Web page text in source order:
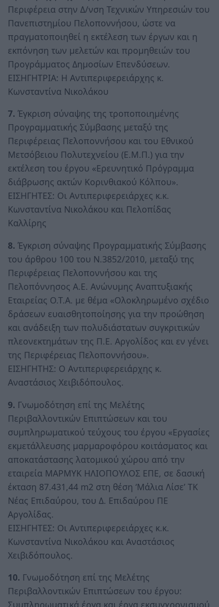
Περιφέρεια στην Δ/νση Τεχνικών Υπηρεσιών του
Πανεπιστημίου Πελοποννήσου, ώστε να
πραγματοποιηθεί η εκτέλεση των έργων και η
εκπόνηση των μελετών και προμηθειών του
Προγράμματος Δημοσίων Επενδύσεων.
ΕΙΣΗΓΗΤΡΙΑ: Η Αντιπεριφερειάρχης κ.
Κωνσταντίνα Νικολάκου
7. Έγκριση σύναψης της τροποποιημένης
Προγραμματικής Σύμβασης μεταξύ της
Περιφέρειας Πελοποννήσου και του Εθνικού
Μετσόβειου Πολυτεχνείου (Ε.Μ.Π.) για την
εκτέλεση του έργου «Ερευνητικό Πρόγραμμα
διάβρωσης ακτών Κορινθιακού Κόλπου».
ΕΙΣΗΓΗΤΕΣ: Οι Αντιπεριφερειάρχες κ.κ.
Κωνσταντίνα Νικολάκου και Πελοπίδας
Καλλίρης
8. Έγκριση σύναψης Προγραμματικής Σύμβασης
του άρθρου 100 του Ν.3852/2010, μεταξύ της
Περιφέρειας Πελοποννήσου και της
Πελοπόννησος Α.Ε. Ανώνυμης Αναπτυξιακής
Εταιρείας Ο.Τ.Α. με θέμα «Ολοκληρωμένο σχέδιο
δράσεων ευαισθητοποίησης για την προώθηση
και ανάδειξη των πολυδιάστατων συγκριτικών
πλεονεκτημάτων της Π.Ε. Αργολίδος και εν γένει
της Περιφέρειας Πελοποννήσου».
ΕΙΣΗΓΗΤΗΣ: Ο Αντιπεριφερειάρχης κ.
Αναστάσιος Χειβιδόπουλος.
9. Γνωμοδότηση επί της Μελέτης
Περιβαλλοντικών Επιπτώσεων και του
συμπληρωματικού τεύχους του έργου «Εργασίες
εκμετάλλευσης μαρμαροφόρου κοιτάσματος και
αποκατάστασης λατομικού χώρου από την
εταιρεία ΜΑΡΜΥΚ ΗΛΙΟΠΟΥΛΟΣ ΕΠΕ, σε δασική
έκταση 87.431,44 m2 στη θέση ‘Μάλια Λίσε’ ΤΚ
Νέας Επιδαύρου, του Δ. Επιδαύρου ΠΕ
Αργολίδας.
ΕΙΣΗΓΗΤΕΣ: Οι Αντιπεριφερειάρχες κ.κ.
Κωνσταντίνα Νικολάκου και Αναστάσιος
Χειβιδόπουλος.
10. Γνωμοδότηση επί της Μελέτης
Περιβαλλοντικών Επιπτώσεων του έργου:
Συμπληρωματικά έργα και έργα εκσυγχρονισμού